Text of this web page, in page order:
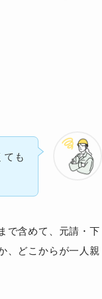
ても
で含めて、元請・下
、どこからが一人親